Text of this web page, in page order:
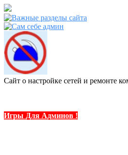
Сайт о настройке сетей и ремонте
Игры Для Админов !